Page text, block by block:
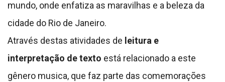
mundo, onde enfatiza as maravilhas e a beleza da
cidade do Rio de Janeiro.
Através destas atividades de leitura e
interpretação de texto está relacionado a este
gênero musica, que faz parte das comemorações